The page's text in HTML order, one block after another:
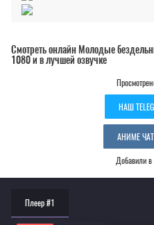
Смотреть онлайн Молодые
1080 и в лучшей озвучке
НАШ
АНИМЕ ЧАТ
Добавили в
Плеер #1